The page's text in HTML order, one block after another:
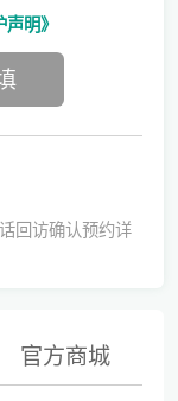
明》
回访确认预约详
官方商城